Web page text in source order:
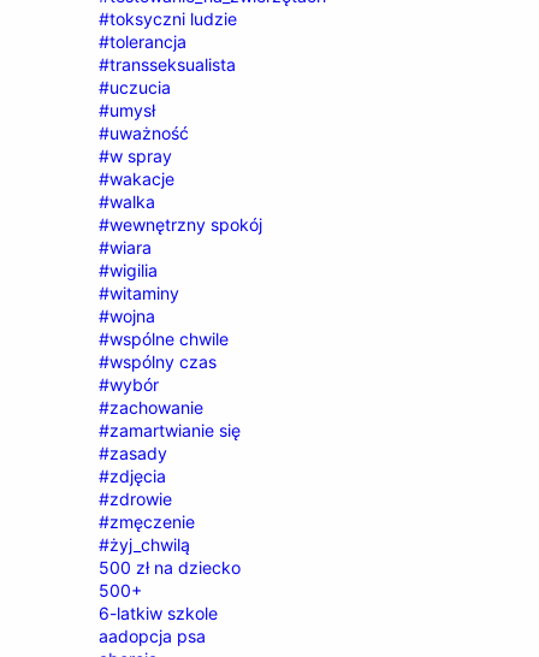
#toksyczni ludzie
#tolerancja
#transseksualista
#uczucia
#umysł
#uważność
#w spray
#wakacje
#walka
#wewnętrzny spokój
#wiara
#wigilia
#witaminy
#wojna
#wspólne chwile
#wspólny czas
#wybór
#zachowanie
#zamartwianie się
#zasady
#zdjęcia
#zdrowie
#zmęczenie
#żyj_chwilą
500 zł na dziecko
500+
6-latkiw szkole
aadopcja psa